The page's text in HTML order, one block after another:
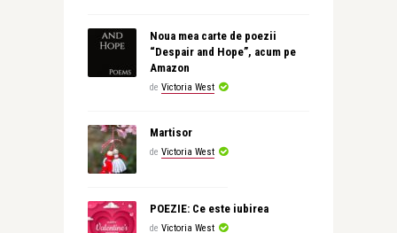
Noua mea carte de poezii
“Despair and Hope”, acum pe
Amazon
de Victoria West
Martisor
de Victoria West
POEZIE: Ce este iubirea
de Victoria West